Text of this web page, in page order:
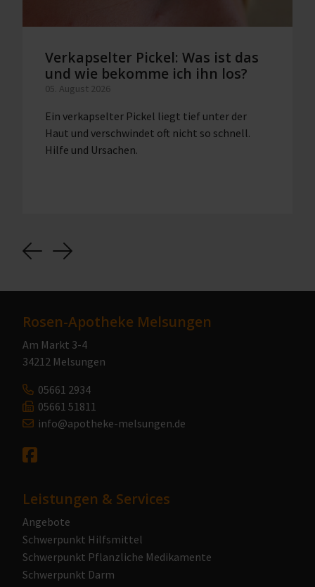
Verkapselter Pickel: Was ist das
und wie bekomme ich ihn los?
05. August 2026
Ein verkapselter Pickel liegt tief unter der
Haut und verschwindet oft nicht so schnell.
Hilfe und Ursachen.
Previous
Next
Rosen-Apotheke Melsungen
Am Markt 3-4
34212 Melsungen
05661 2934
05661 51811
info@apotheke-melsungen.de
Leistungen & Services
Angebote
Schwerpunkt Hilfsmittel
Schwerpunkt Pflanzliche Medikamente
Schwerpunkt Darm